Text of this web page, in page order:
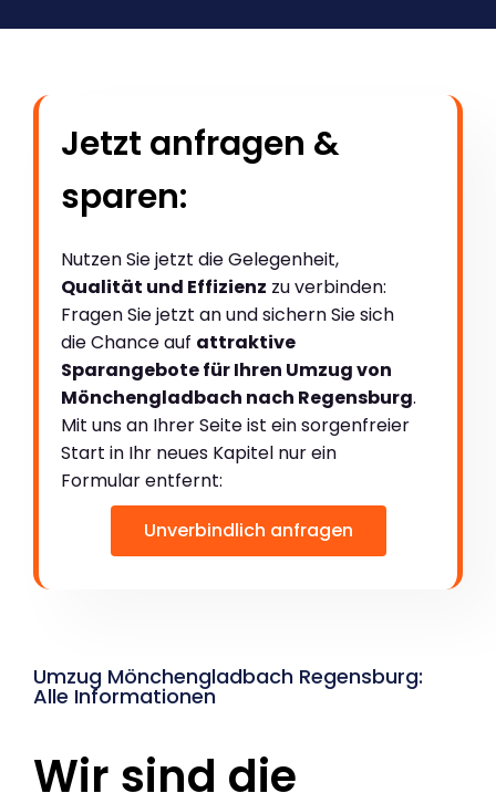
Jetzt anfragen &
sparen:
Nutzen Sie jetzt die Gelegenheit,
Qualität und Effizienz zu verbinden:
Fragen Sie jetzt an und sichern Sie sich
die Chance auf attraktive
Sparangebote für Ihren Umzug von
Mönchengladbach nach Regensburg.
Mit uns an Ihrer Seite ist ein sorgenfreier
Start in Ihr neues Kapitel nur ein
Formular entfernt:
Unverbindlich anfragen
Umzug Mönchengladbach Regensburg:
Alle Informationen
Wir sind die